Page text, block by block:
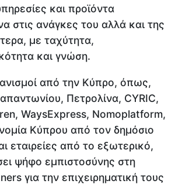
και προϊόντα
στις ανάγκες του αλλά και της
με ταχύτητα,
και γνώση.
από την Κύπρο, όπως,
Πετρολίνα, CYRIC,
WaysExpress, Nomoplatform,
Κύπρου από τον δημόσιο
εταιρείες από το εξωτερικό,
ψήφο εμπιστοσύνης στη
για την επιχειρηματική τους